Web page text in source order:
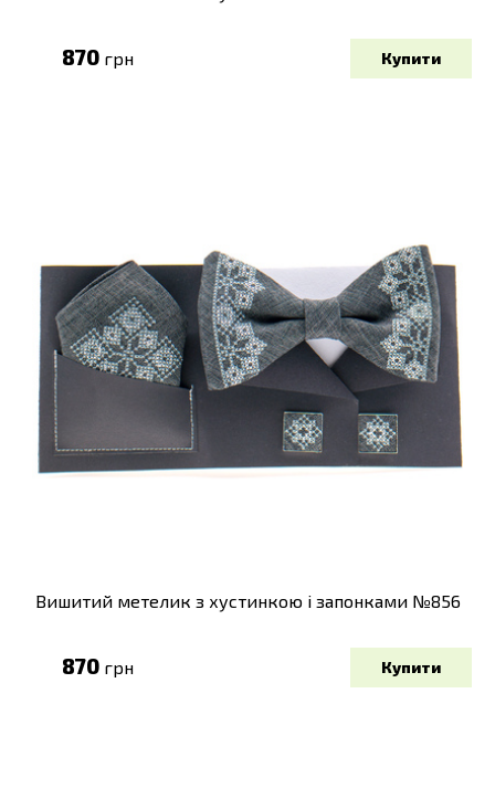
870 грн
Вишитий метелик з хустинкою і запонками №856
870 грн